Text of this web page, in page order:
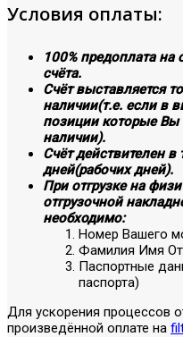
Условия оплаты:
100% предоплата
счёта.
Счёт выставляется
наличии(т.е. если в
позиции которые Вы
наличии).
Счёт действителен в
дней(рабочих дней).
При отгрузке на
отгрузочной
необходимо:
Номер Вашего
Фамилия Имя
Паспортные
паспорта)
Для ускорения процессов
произведённой оплате на